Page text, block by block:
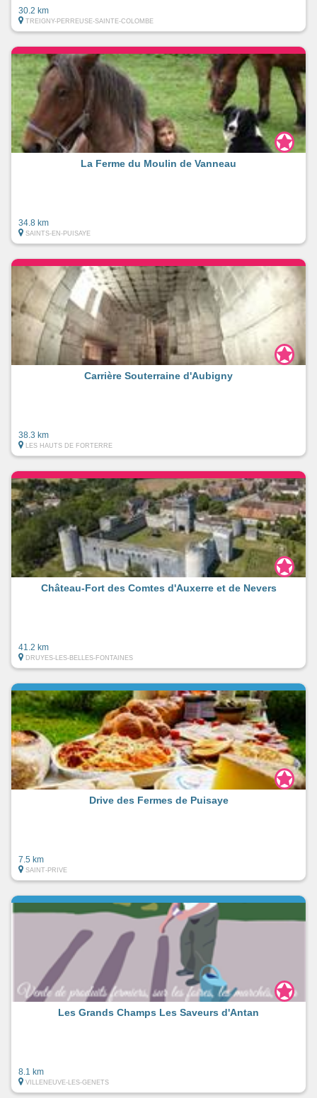
30.2 km
TREIGNY-PERREUSE-SAINTE-COLOMBE
La Ferme du Moulin de Vanneau
34.8 km
SAINTS-EN-PUISAYE
Carrière Souterraine d'Aubigny
38.3 km
LES HAUTS DE FORTERRE
Château-Fort des Comtes d'Auxerre et de Nevers
41.2 km
DRUYES-LES-BELLES-FONTAINES
Drive des Fermes de Puisaye
7.5 km
SAINT-PRIVE
Les Grands Champs Les Saveurs d'Antan
8.1 km
VILLENEUVE-LES-GENETS